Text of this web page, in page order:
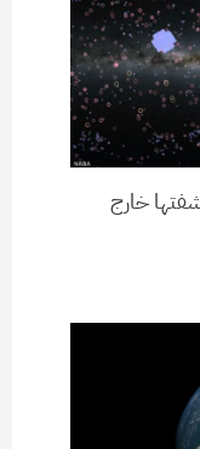
خارج